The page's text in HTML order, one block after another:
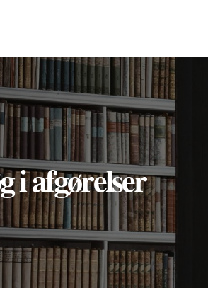
i afgørelser